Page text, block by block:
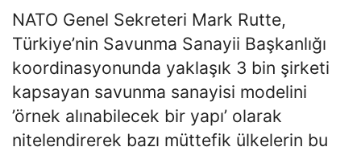
NATO Genel Sekreteri Mark Rutte,
Türkiye’nin Savunma Sanayii Başkanlığı
koordinasyonunda yaklaşık 3 bin şirketi
kapsayan savunma sanayisi modelini
’örnek alınabilecek bir yapı’ olarak
nitelendirerek bazı müttefik ülkelerin bu